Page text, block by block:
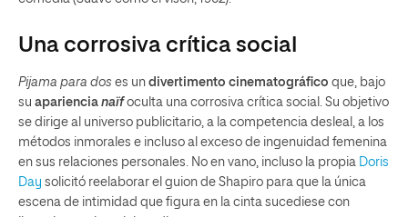
Una corrosiva crítica social
Pijama para dos es un divertimento cinematográfico que, bajo
su apariencia naïf oculta una corrosiva crítica social. Su objetivo
se dirige al universo publicitario, a la competencia desleal, a los
métodos inmorales e incluso al exceso de ingenuidad femenina
en sus relaciones personales. No en vano, incluso la propia Doris
Day solicitó reelaborar el guion de Shapiro para que la única
escena de intimidad que figura en la cinta sucediese con